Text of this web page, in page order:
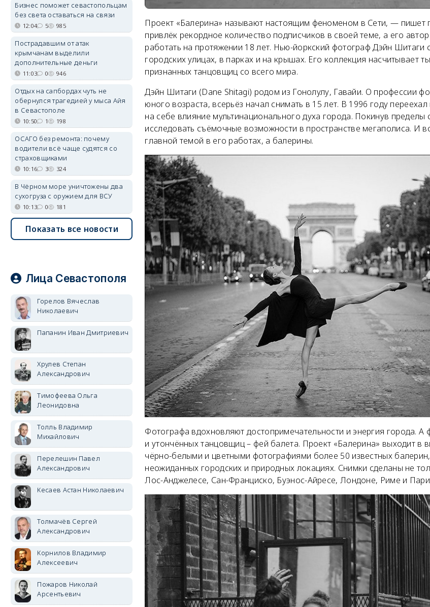
Проект «Балерина» называют настоящим феноменом в Сети, — пишет
привлёк рекордное количество подписчиков в своей теме, а его
работать на протяжении 18 лет. Нью-йоркский фотограф Дэйн Шитаги
городских улицах, в парках и на крышах. Его коллекция насчитывает
признанных танцовщиц со всего мира.
Дэйн Шитаги (Dane Shitagi) родом из Гонолулу, Гавайи. О профессии
юного возраста, всерьёз начал снимать в 15 лет. В 1996 году
на себе влияние мультинационального духа города. Покинув пределы
исследовать съёмочные возможности в пространстве мегаполиса. И
главной темой в его работах, а балерины.
Фотографа вдохновляют достопримечательности и энергия города. А
и утончённых танцовщиц – фей балета. Проект «Балерина» выходит в
чёрно-белыми и цветными фотографиями более 50 известных
неожиданных городских и природных локациях. Снимки сделаны не
Лос-Анджелесе, Сан-Франциско, Буэнос-Айресе, Лондоне, Риме и
Бизнес поможет севастопольцам
без света оставаться на связи
12:04 5 985
Пострадавшим от атак
крымчанам выделили
дополнительные деньги
11:03 0 946
Отдых на сапбордах чуть не
обернулся трагедией у мыса Айя
в Севастополе
10:50 1 198
ОСАГО без ремонта: почему
водители всё чаще судятся со
страховщиками
10:16 3 324
В Чёрном море уничтожены два
сухогруза с оружием для ВСУ
10:13 0 181
Показать все новости
Лица Севастополя
Горелов Вячеслав
Николаевич
Папанин Иван Дмитриевич
Хрулев Степан
Александрович
Тимофеева Ольга
Леонидовна
Толль Владимир
Михайлович
Перелешин Павел
Александрович
Кесаев Астан Николаевич
Толмачёв Сергей
Александрович
Корнилов Владимир
Алексеевич
Пожаров Николай
Арсентьевич